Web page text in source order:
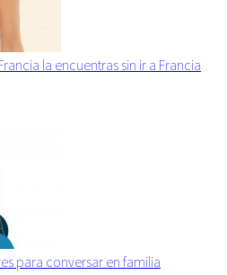
la encuentras sin ir a Francia
para conversar en familia